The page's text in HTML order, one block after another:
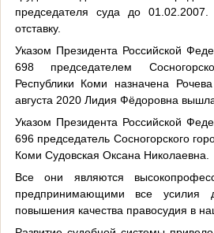
председателя суда до
отставку.
Указом Президента Российской
698 председателем
Республики Коми назначена
августа 2020 Лидия Фёдоровна вышла
Указом Президента Российской
696 председатель Сосногорского
Коми Судовская Оксана Николаевна.
Все они являются
предпринимающими все усилия
повышения качества правосудия в